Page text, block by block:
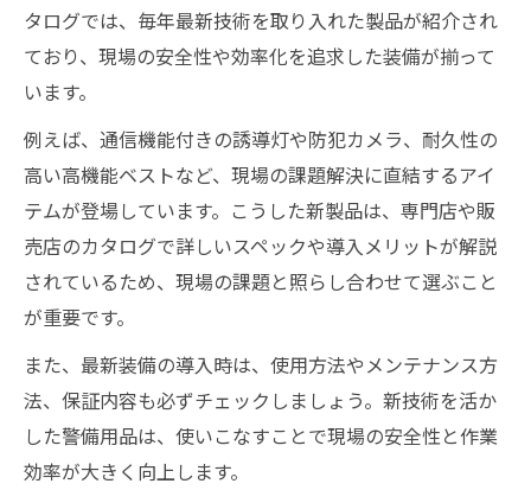
タログでは、毎年最新技術を取り入れた製品が紹介され
ており、現場の安全性や効率化を追求した装備が揃って
います。
例えば、通信機能付きの誘導灯や防犯カメラ、耐久性の
高い高機能ベストなど、現場の課題解決に直結するアイ
テムが登場しています。こうした新製品は、専門店や販
売店のカタログで詳しいスペックや導入メリットが解説
されているため、現場の課題と照らし合わせて選ぶこと
が重要です。
また、最新装備の導入時は、使用方法やメンテナンス方
法、保証内容も必ずチェックしましょう。新技術を活か
した警備用品は、使いこなすことで現場の安全性と作業
効率が大きく向上します。